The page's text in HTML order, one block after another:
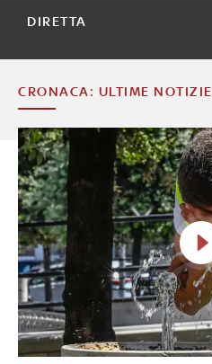
DIRETTA
CRONACA: ULTIME NOTIZIE